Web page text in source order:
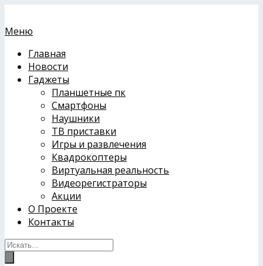
Меню
Главная
Новости
Гаджеты
Планшетные пк
Смартфоны
Наушники
ТВ приставки
Игры и развлечения
Квадрокоптеры
Виртуальная реальность
Видеорегистраторы
Акции
О Проекте
Контакты